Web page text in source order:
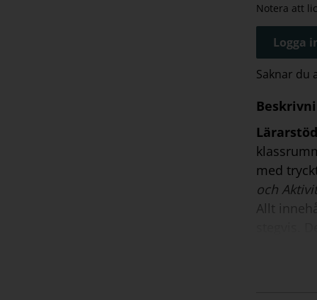
Notera att
Logga
Saknar du
med
och
Allt